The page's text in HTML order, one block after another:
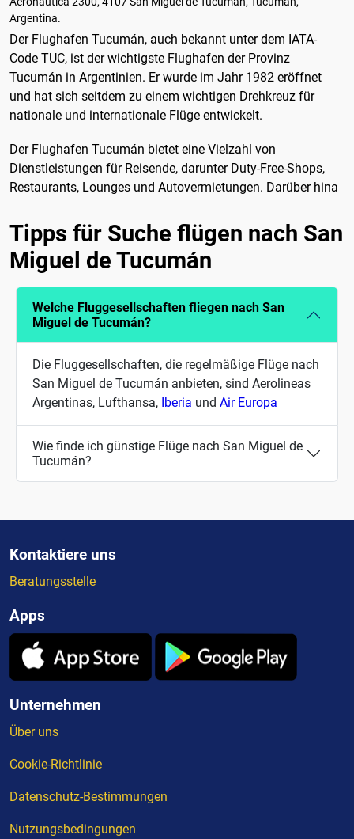
Argentina.
Der Flughafen Tucumán, auch bekannt unter dem IATA-
Code TUC, ist der wichtigste Flughafen der Provinz
Tucumán in Argentinien. Er wurde im Jahr 1982 eröffnet
und hat sich seitdem zu einem wichtigen Drehkreuz für
nationale und internationale Flüge entwickelt.
Der Flughafen Tucumán bietet eine Vielzahl von
Dienstleistungen für Reisende, darunter Duty-Free-Shops,
Restaurants, Lounges und Autovermietungen. Darüber hina
Tipps für Suche flügen nach San
Miguel de Tucumán
Welche Fluggesellschaften fliegen nach San
Miguel de Tucumán?
Die Fluggesellschaften, die regelmäßige Flüge nach
San Miguel de Tucumán anbieten, sind Aerolineas
Argentinas, Lufthansa, Iberia und Air Europa
Wie finde ich günstige Flüge nach San Miguel de
Tucumán?
Kontaktiere uns
Beratungsstelle
Apps
Unternehmen
Über uns
Cookie-Richtlinie
Datenschutz-Bestimmungen
Nutzungsbedingungen